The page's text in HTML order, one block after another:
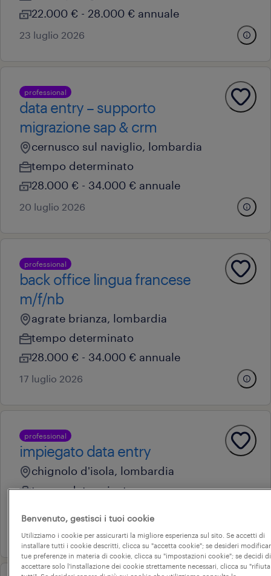
22.000 € - 28.000 € annuale
23 luglio 2026
professional
data entry – supporto
migrazione sap & crm
cernusco sul naviglio, lombardia
tempo determinato
28.000 € - 34.000 € annuale
20 luglio 2026
professional
back office lingua francese
m/f/nb
agrate brianza, lombardia
tempo determinato
28.000 € - 34.000 € annuale
17 luglio 2026
professional
impiegato data entry
chignolo d'isola, lombardia
tempo determinato
25 giugno 2026
Benvenuto, gestisci i tuoi cookie
Utilizziamo i cookie per assicurarti la migliore esperienza sul sito. Se accetti di
installare tutti i cookie descritti, clicca su "accetta cookie"; se desideri
tue preferenze in materia di cookie, clicca su "impostazioni cookie"; se decidi di
accettare solo l'installazione dei cookie strettamente necessari, clicca su "rifiuta